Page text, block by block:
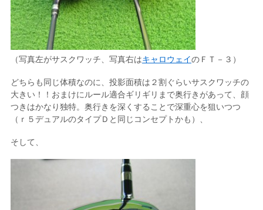
（写真左がサスクワッチ、写真右はキャロウェイのＦＴ－３）
どちらも同じ体積なのに、投影面積は２割ぐらいサスクワッチの
大きい！！おまけにルール適合ギリギリまで奥行きがあって、顔
つきはかなり独特。奥行きを深くすることで深重心を狙いつつ
（ｒ５デュアルのタイプＤと同じコンセプトかも）、
そして、